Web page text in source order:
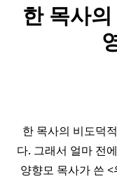
한 목사
한 목사의 비도덕
다. 그래서 얼마 전
양향모 목사가 쓴